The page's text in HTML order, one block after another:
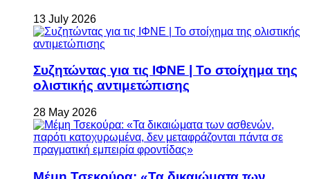
13 July 2026
Συζητώντας για τις ΙΦΝΕ | Το στοίχημα της
ολιστικής αντιμετώπισης
28 May 2026